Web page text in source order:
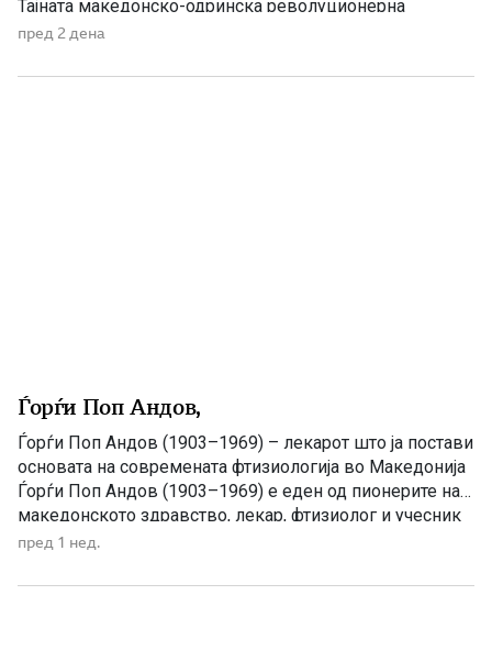
Тајната македонско-одринска револуционерна
организација и еден од најистакнатите учесници во
подготвеност да се жртвува за слободата на
пред 2 дена
Ѓорѓи Поп Андов,
Ѓорѓи Поп Андов (1903–1969) – лекарот што ја постави
основата на современата фтизиологија во Македонија
Ѓорѓи Поп Андов (1903–1969) е еден од пионерите на
македонското здравство, лекар, фтизиолог и учесник
во Народноослободителната борба. Особено е
Специјалната болница за туберкулоза во Битола,
пред 1 нед.